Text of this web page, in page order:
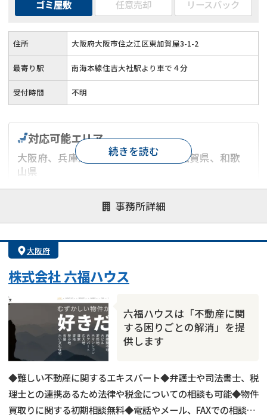
ゴミ屋敷 任意売却 リースバック
住所 大阪府大阪市住之江区東加賀屋3-1-2
最寄り駅 南海本線住吉大社駅より車で４分
受付時間 不明
事務所詳細
対応可能エリア
大阪府、兵庫県、京都府、奈良県、滋賀県、和歌
山県
オンライン面談可能
決済までが早い
1億円以上の買取可
業歴10年以上
業者案件歓迎
士業連携有り
続きを読む
大阪府
株式会社 六福ハウス
六福ハウスは「不動産に関
する困りごとの解消」を提
供します
◆難しい不動産に関するエキスパート◆弁護士や司法書士、税
理士との連携あるため法律や税金についての相談も可能◆物件
買取りに関する初期相談無料◆電話やメール、FAXでの相談可